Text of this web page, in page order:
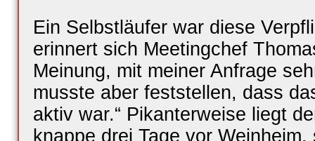
Ein Selbstläufer war diese
erinnert sich Meetingchef
Meinung, mit meiner Anfrage
musste aber feststellen, dass
aktiv war.“ Pikanterweise liegt
knappe drei Tage vor